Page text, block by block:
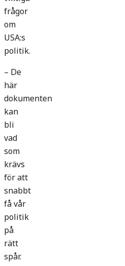
frågor
om
USA:s
politik.
– De
här
dokumenten
kan
bli
vad
som
krävs
för att
snabbt
få vår
politik
på
rätt
spår.